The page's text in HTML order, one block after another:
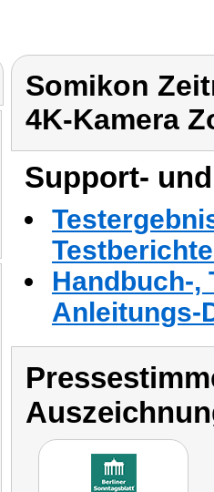
Somikon
4K-Kamera
Support-
Handbuch-,
Anleitungs-